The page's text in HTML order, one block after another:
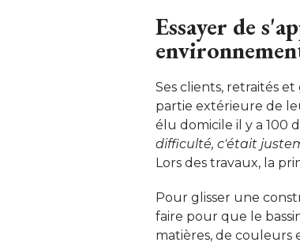
Essayer de
Ses clients, retraités
partie extérieure de
élu domicile il y a 100
difficulté, c'était
Lors des travaux, la
Pour glisser une
faire pour que le
matières, de couleurs